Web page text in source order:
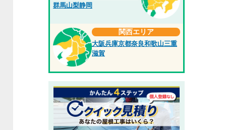
群馬山梨静岡
関西エリア
大阪兵庫京都奈良和歌山三重
滋賀